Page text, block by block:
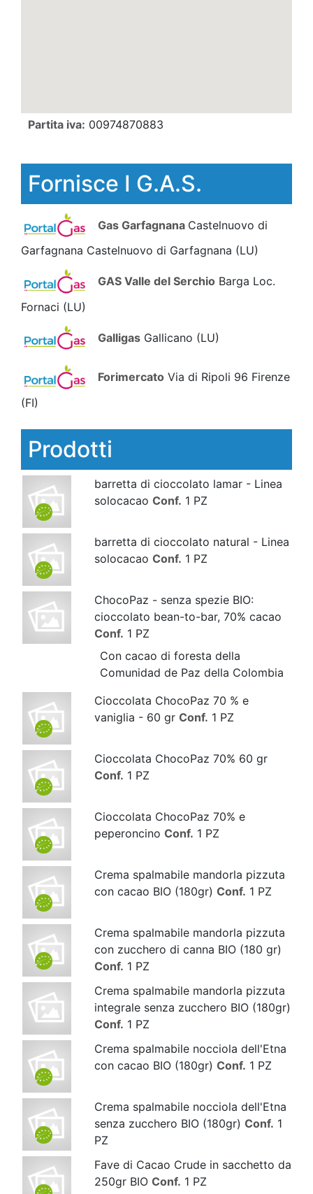
Partita iva: 00974870883
Fornisce I G.A.S.
Gas Garfagnana Castelnuovo di
Garfagnana Castelnuovo di Garfagnana (LU)
GAS Valle del Serchio Barga Loc.
Fornaci (LU)
Galligas Gallicano (LU)
Forimercato Via di Ripoli 96 Firenze
(FI)
Prodotti
barretta di cioccolato lamar - Linea
solocacao Conf. 1 PZ
barretta di cioccolato natural - Linea
solocacao Conf. 1 PZ
ChocoPaz - senza spezie BIO:
cioccolato bean-to-bar, 70% cacao
Conf. 1 PZ
Con cacao di foresta della
Comunidad de Paz della Colombia
Cioccolata ChocoPaz 70 % e
vaniglia - 60 gr Conf. 1 PZ
Cioccolata ChocoPaz 70% 60 gr
Conf. 1 PZ
Cioccolata ChocoPaz 70% e
peperoncino Conf. 1 PZ
Crema spalmabile mandorla pizzuta
con cacao BIO (180gr) Conf. 1 PZ
Crema spalmabile mandorla pizzuta
con zucchero di canna BIO (180 gr)
Conf. 1 PZ
Crema spalmabile mandorla pizzuta
integrale senza zucchero BIO (180gr)
Conf. 1 PZ
Crema spalmabile nocciola dell'Etna
con cacao BIO (180gr) Conf. 1 PZ
Crema spalmabile nocciola dell'Etna
senza zucchero BIO (180gr) Conf. 1
PZ
Fave di Cacao Crude in sacchetto da
250gr BIO Conf. 1 PZ